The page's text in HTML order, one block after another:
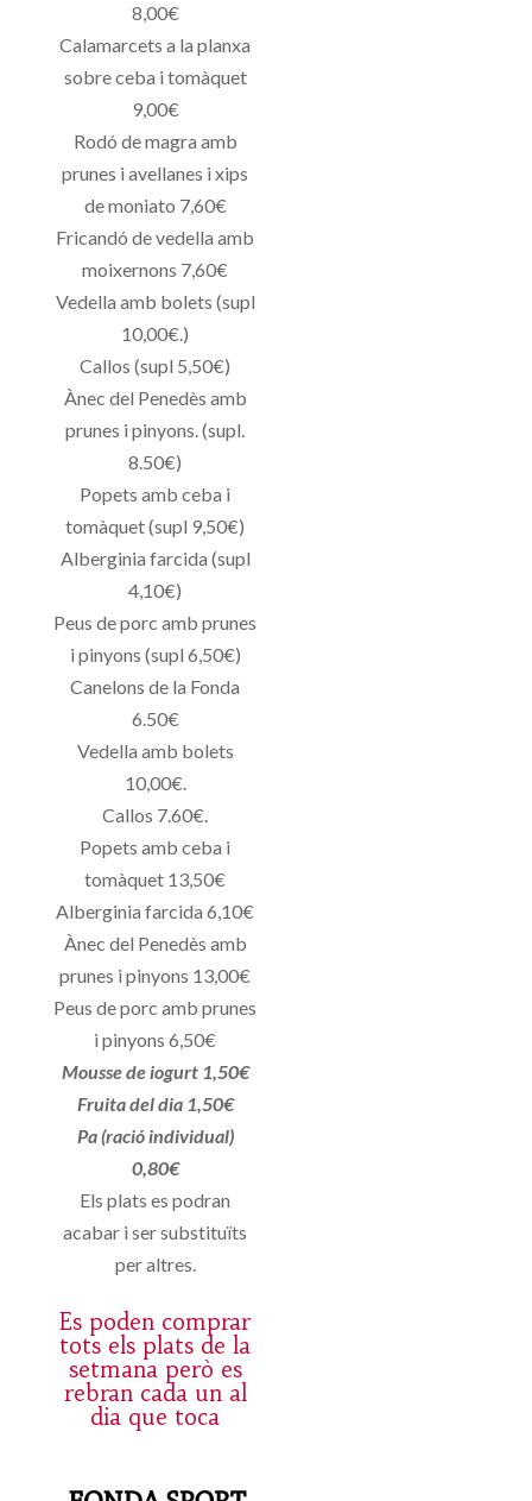
8,00€
Calamarcets a la planxa
sobre ceba i tomàquet
9,00€
Rodó de magra amb
prunes i avellanes i xips
de moniato 7,60€
Fricandó de vedella amb
moixernons 7,60€
Vedella amb bolets (supl
10,00€.)
Callos (supl 5,50€)
Ànec del Penedès amb
prunes i pinyons. (supl.
8.50€)
Popets amb ceba i
tomàquet (supl 9,50€)
Alberginia farcida (supl
4,10€)
Peus de porc amb prunes
i pinyons (supl 6,50€)
Canelons de la Fonda
6.50€
Vedella amb bolets
10,00€.
Callos 7.60€.
Popets amb ceba i
tomàquet 13,50€
Alberginia farcida 6,10€
Ànec del Penedès amb
prunes i pinyons 13,00€
Peus de porc amb prunes
i pinyons 6,50€
Mousse de iogurt 1,50€
Fruita del dia 1,50€
Pa (ració individual)
0,80€
Els plats es podran
acabar i ser substituïts
per altres.
Es poden comprar
tots els plats de la
setmana però es
rebran cada un al
dia que toca